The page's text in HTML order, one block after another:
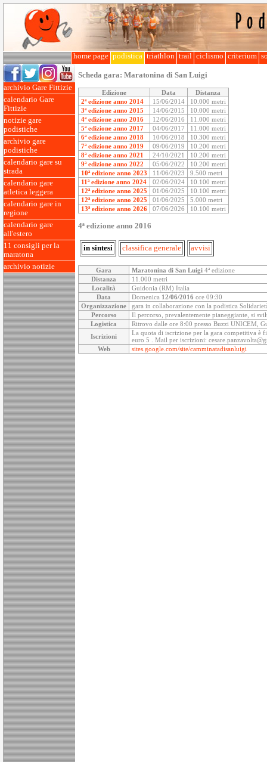
home page podistica triathlon trail ciclismo criterium
archivio Gare Fittizie
calendario Gare
Fittizie
notizie gare
podistiche
archivio gare
podistiche
calendario gare su
strada
calendario gare
atletica leggera
calendario gare in
regione
calendario gare
all'estero
11 consigli per la
maratona
archivio notizie
Scheda gara: Maratonina di San Luigi
Edizione Data
Distanza
2ª edizione anno 2014
15/06/2014
10.000 metri
3ª edizione anno 2015
14/06/2015
10.000 metri
4ª edizione anno 2016
12/06/2016
11.000 metri
5ª edizione anno 2017
04/06/2017
11.000 metri
6ª edizione anno 2018
10/06/2018
10.300 metri
7ª edizione anno 2019
09/06/2019
10.200 metri
8ª edizione anno 2021
24/10/2021
10.200 metri
9ª edizione anno 2022
05/06/2022
10.200 metri
10ª edizione anno 2023
11/06/2023
9.500 metri
11ª edizione anno 2024
02/06/2024
10.100 metri
12ª edizione anno 2025
01/06/2025
10.100 metri
12ª edizione anno 2025
01/06/2025
5.000 metri
13ª edizione anno 2026
07/06/2026 10.100 metri
4ª edizione anno 2016
in sintesi classifica generale avvisi
Gara Maratonina di San Luigi 4ª edizione
Distanza
11.000 metri
Località
Guidonia (RM) Italia
Data
Domenica 12/06/2016 ore 09:30
Organizzazione
gara in collaborazione con la podistica
Percorso
Il percorso, prevalentemente pianeggiante, si
Logistica
Ritrovo dalle ore 8:00 presso Buzzi UNICEM,
Iscrizioni
La quota di iscrizione per la gara competitiva è
euro 5 . Mail per iscrizioni:
Web
sites.google.com/site/camminatadisanluigi